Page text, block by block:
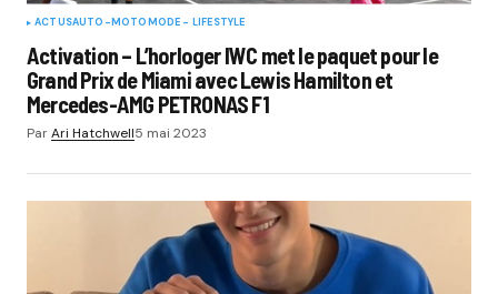
ACTUSAUTO-MOTOMODE - LIFESTYLE
Activation – L’horloger IWC met le paquet pour le
Grand Prix de Miami avec Lewis Hamilton et
Mercedes-AMG PETRONAS F1
ParAri Hatchwell5 mai 2023